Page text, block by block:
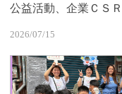
公益活動、企業ＣＳＲ
2026/07/15